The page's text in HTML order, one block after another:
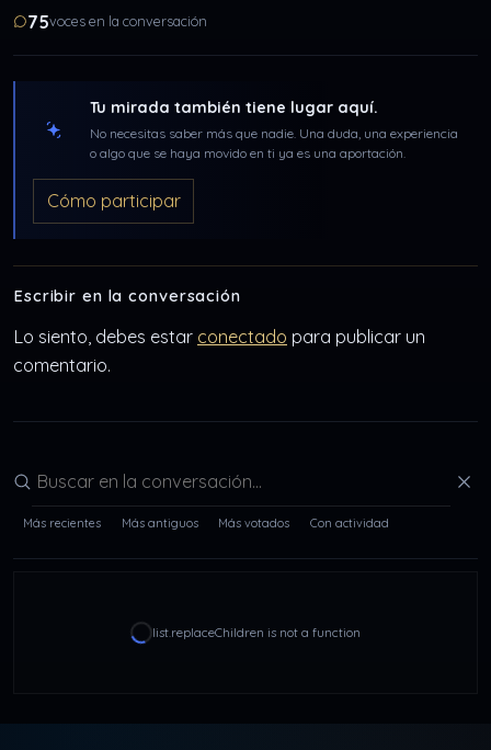
75voces en la conversación
Tu mirada también tiene lugar aquí.
No necesitas saber más que nadie. Una duda, una experiencia
o algo que se haya movido en ti ya es una aportación.
Cómo participar
Escribir en la conversación
Lo siento, debes estar conectado para publicar un
comentario.
Buscar en la conversación
Más recientes Más antiguos Más votados Con actividad
list.replaceChildren is not a function